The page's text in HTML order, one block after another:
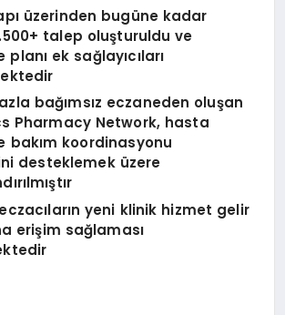
üzerinden bugüne kadar
talep oluşturuldu ve
planı ek sağlayıcıları
bağımsız eczaneden oluşan
Pharmacy Network, hasta
bakım koordinasyonu
desteklemek üzere
eczacıların yeni klinik hizmet gelir
erişim sağlaması